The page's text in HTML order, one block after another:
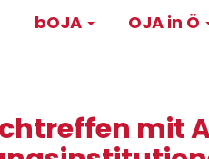
Main
bOJA OJA in Ö
mit